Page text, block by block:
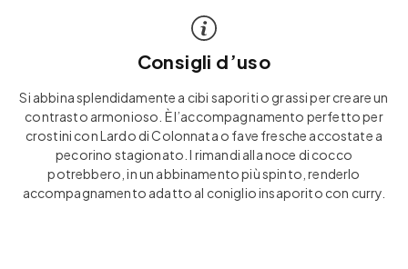
Consigli d’uso
Si abbina splendidamente a cibi saporiti o grassi per creare un
contrasto armonioso. È l’accompagnamento perfetto per
crostini con Lardo di Colonnata o fave fresche accostate a
pecorino stagionato. I rimandi alla noce di cocco
potrebbero, in un abbinamento più spinto, renderlo
accompagnamento adatto al coniglio insaporito con curry.